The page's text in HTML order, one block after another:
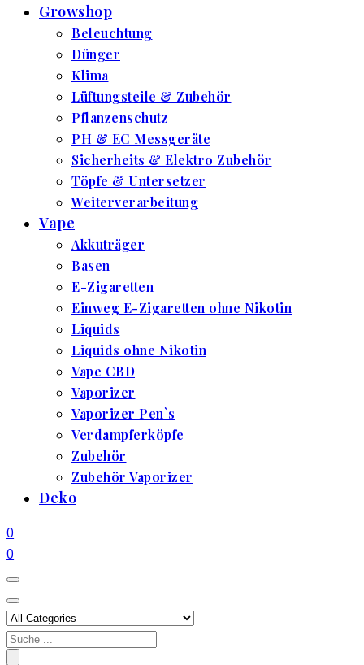
Growshop
Beleuchtung
Dünger
Klima
Lüftungsteile & Zubehör
Pflanzenschutz
PH & EC Messgeräte
Sicherheits & Elektro Zubehör
Töpfe & Untersetzer
Weiterverarbeitung
Vape
Akkuträger
Basen
E-Zigaretten
Einweg E-Zigaretten ohne Nikotin
Liquids
Liquids ohne Nikotin
Vape CBD
Vaporizer
Vaporizer Pen`s
Verdampferköpfe
Zubehör
Zubehör Vaporizer
Deko
0
0
Search